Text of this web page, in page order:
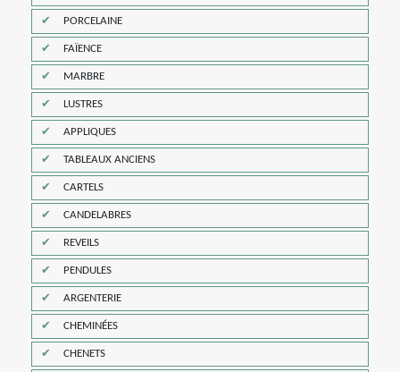
PORCELAINE
FAÏENCE
MARBRE
LUSTRES
APPLIQUES
TABLEAUX ANCIENS
CARTELS
CANDELABRES
REVEILS
PENDULES
ARGENTERIE
CHEMINÉES
CHENETS